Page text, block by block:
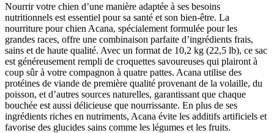
Nourrir votre chien d’une manière adaptée à ses besoins
nutritionnels est essentiel pour sa santé et son bien-être. La
nourriture pour chien Acana, spécialement formulée pour les
grandes races, offre une combinaison parfaite d’ingrédients frais,
sains et de haute qualité. Avec un format de 10,2 kg (22,5 lb), ce sac
est généreusement rempli de croquettes savoureuses qui plairont à
coup sûr à votre compagnon à quatre pattes. Acana utilise des
protéines de viande de première qualité provenant de la volaille, du
poisson, et d’autres sources naturelles, garantissant que chaque
bouchée est aussi délicieuse que nourrissante. En plus de ses
ingrédients riches en nutriments, Acana évite les additifs artificiels et
favorise des glucides sains comme les légumes et les fruits.